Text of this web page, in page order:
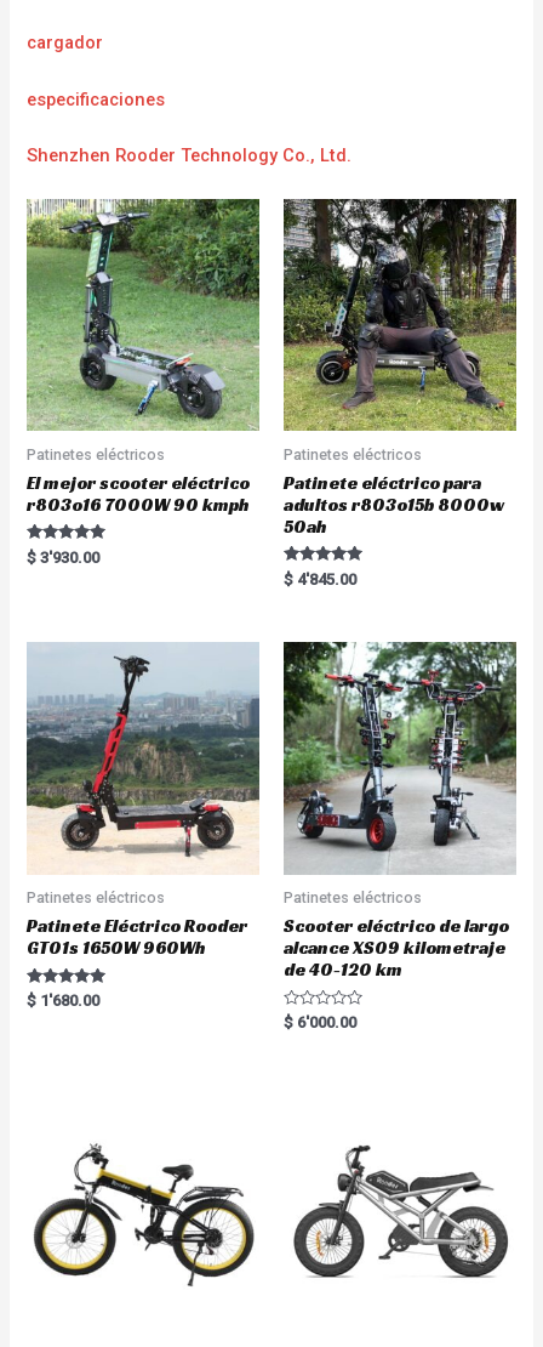
cargador
especificaciones
Shenzhen Rooder Technology Co., Ltd.
Patinetes eléctricos
El mejor scooter eléctrico
r803o16 7000W 90 kmph
Rated
5.00
$ 3'930.00
Patinetes eléctricos
Patinete eléctrico para
adultos r803o15b 8000w
50ah
Rated
5.00
$ 4'845.00
Patinetes eléctricos
Patinete Eléctrico Rooder
GT01s 1650W 960Wh
Rated
5.00
$ 1'680.00
Patinetes eléctricos
Scooter eléctrico de largo
alcance XS09 kilometraje
de 40-120 km
R
a
$ 6'000.00